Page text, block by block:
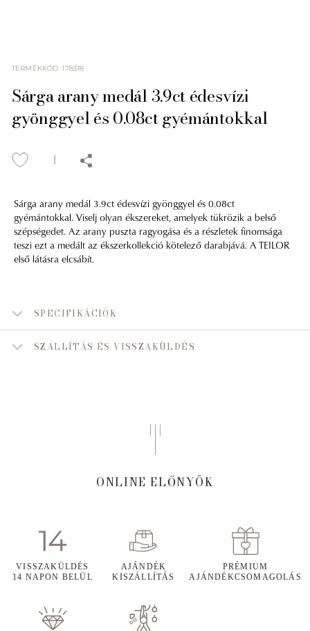
TERMÉKKÓD:178318
Sárga arany medál 3.9ct édesvízi
gyönggyel és 0.08ct gyémántokkal
Sárga arany medál 3.9ct édesvízi gyönggyel és 0.08ct
gyémántokkal. Viselj olyan ékszereket, amelyek tükrözik a belső
szépségedet. Az arany puszta ragyogása és a részletek finomsága
teszi ezt a medált az ékszerkollekció kötelező darabjává. A TEILOR
első látásra elcsábít.
SPECIFIKÁCIÓK
SZÁLLÍTÁS ÉS VISSZAKÜLDÉS
ONLINE ELŐNYÖK
VISSZAKÜLDÉS
14 NAPON BELÜL
AJÁNDÉK
KISZÁLLÍTÁS
PRÉMIUM
AJÁNDÉKCSOMAGOLÁS